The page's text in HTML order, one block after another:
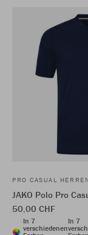
PRO CASUAL
JAKO Polo Pro
50,00 CHF
In 7
verschiedenen
In 7